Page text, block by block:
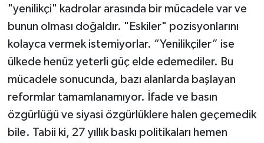
"yenilikçi" kadrolar arasında bir mücadele var ve
bunun olması doğaldır. "Eskiler" pozisyonlarını
kolayca vermek istemiyorlar. “Yenilikçiler” ise
ülkede henüz yeterli güç elde edemediler. Bu
mücadele sonucunda, bazı alanlarda başlayan
reformlar tamamlanamıyor. İfade ve basın
özgürlüğü ve siyasi özgürlüklere halen geçemedik
bile. Tabii ki, 27 yıllık baskı politikaları hemen